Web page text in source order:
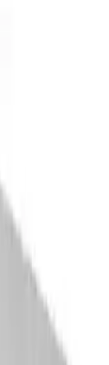
2: Gençlerin